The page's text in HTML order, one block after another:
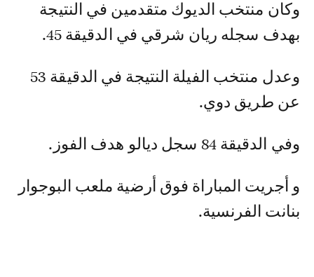
و كان منتخب الديوك متقدمين في النتيجة
بهدف سجله ريان شرقي في الدقيقة 45.
وعدل منتخب الفيلة النتيجة في الدقيقة 53
عن طريق دوي.
وفي الدقيقة 84 سجل ديالو هدف الفوز.
و أجريت المباراة فوق أرضية ملعب البوجوار
بنانت الفرنسية.